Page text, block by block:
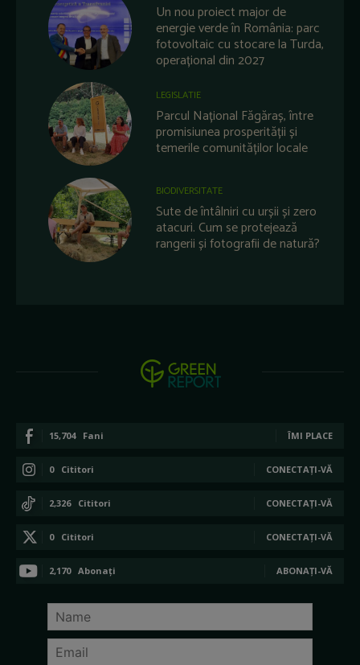
Un nou proiect major de
energie verde în România: parc
fotovoltaic cu stocare la Turda,
operațional din 2027
LEGISLATIE
Parcul Național Făgăraș, între
promisiunea prosperității și
temerile comunităților locale
BIODIVERSITATE
Sute de întâlniri cu urșii și zero
atacuri. Cum se protejează
rangerii și fotografii de natură?
15,704 Fani ÎMI PLACE
0 Cititori CONECTAȚI-VĂ
2,326 Cititori CONECTAȚI-VĂ
0 Cititori CONECTAȚI-VĂ
2,170 Abonați ABONAȚI-VĂ